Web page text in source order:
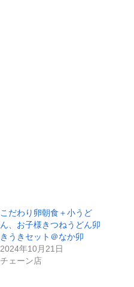
こだわり卵朝食＋小うど
ん、お子様きつねうどん卯
きうきセット＠なか卯
2024年10月21日
チェーン店